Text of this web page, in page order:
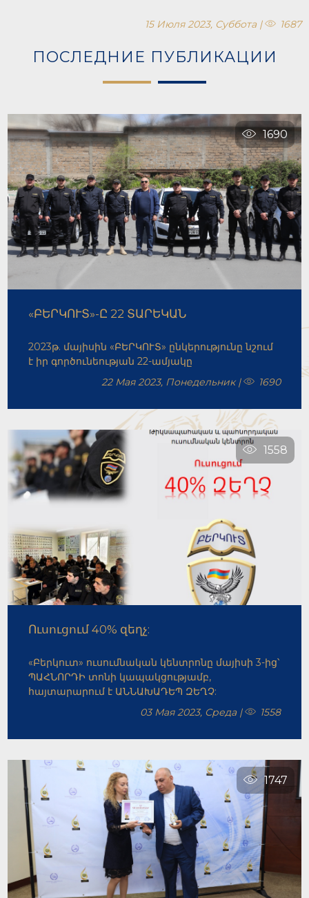
15 Июля 2023, Суббота | 1687
ПОСЛЕДНИЕ ПУБЛИКАЦИИ
1690
«ԲԵՐԿՈՒՏ»-Ը 22 ՏԱՐԵԿԱՆ
2023թ. մայիսին «ԲԵՐԿՈՒՏ» ընկերությունը նշում
է իր գործունեության 22-ամյակը
22 Мая 2023, Понедельник |
1690
1558
Ուսուցում 40% զեղչ:
«Բերկուտ» ուսումնական կենտրոնը մայիսի 3-ից՝
ՊԱՀՆՈՐԴԻ տոնի կապակցությամբ,
հայտարարում է ԱՆՆԱԽԱԴԵՊ ԶԵՂՉ:
03 Мая 2023, Среда |
1558
1747